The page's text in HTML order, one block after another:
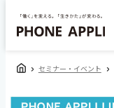
セミナー・イベント